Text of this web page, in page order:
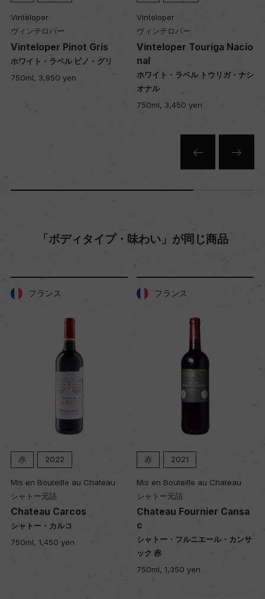
品質分類・原産地呼称
アデレード・ヒルズG.I.
格付
コルク
Vinteloper
ヴィンテロパー
Vinteloper Pinot Gris
ホワイト・ラベル ピノ・グリ
750ml, 3,950 yen
Vinteloper
ヴィンテロパー
Vinteloper Touriga Nacio
nal
ホワイト・ラベル トウリガ・ナシ
オナル
750ml, 3,450 yen
「ボディタイプ・味わい」が同じ商品
フランス
赤 2022
Mis en Bouteille au Chateau
シャトー元詰
Chateau Carcos
シャトー・カルコ
750ml, 1,450 yen
フランス
赤 2021
Mis en Bouteille au Chateau
シャトー元詰
Chateau Fournier Cansa
c
シャトー・フルニエール・カンサ
ック 赤
750ml, 1,350 yen